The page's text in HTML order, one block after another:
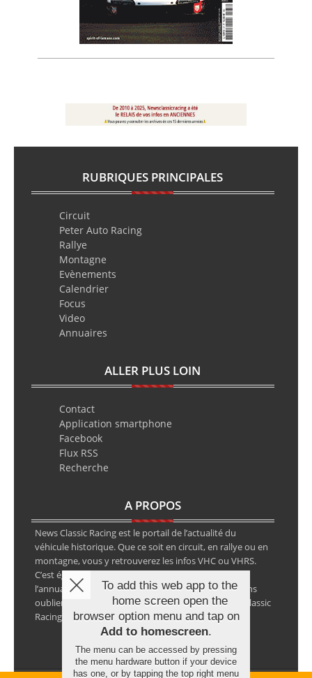
RUBRIQUES PRINCIPALES
Circuit
Peter Auto Racing
Rallye
Montagne
Evènements
Calendrier
Focus
Video
Annuaires
ALLER PLUS LOIN
Contact
Application smartphone
Facebook
Flux RSS
Recherche
A PROPOS
News Classic Racing est le portail de l’actualité du
véhicule historique. Que ce soit en circuit, en rallye ou en
montagne, vous y retrouverez les infos VHC ou VHRS.
C’est également le calendrier des épreuves ainsi que
l’annuaire des spécialistes de la voiture ancienne, sans
oublier les petites annonces avec notre partenaire Classic
Racing Annonces.
To add this web app to the
home screen open the
browser option menu and tap on
Add to homescreen.
The menu can be accessed by pressing
the menu hardware button if your device
has one, or by tapping the top right menu